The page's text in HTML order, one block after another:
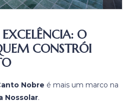
O
CONSTRÓI
Nobre é mais um marco na
Nossolar.